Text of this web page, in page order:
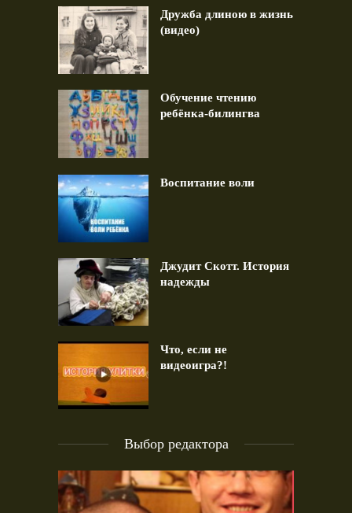
Дружба длиною в жизнь
(видео)
Обучение чтению
ребёнка-билингва
Воспитание воли
Джудит Скотт. История
надежды
Что, если не
видеоигра?!
Выбор редактора